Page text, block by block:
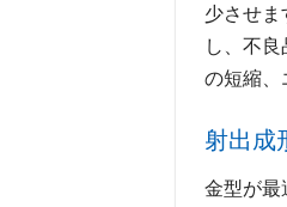
少させ
し、不
の短縮、
射出成
金型が最